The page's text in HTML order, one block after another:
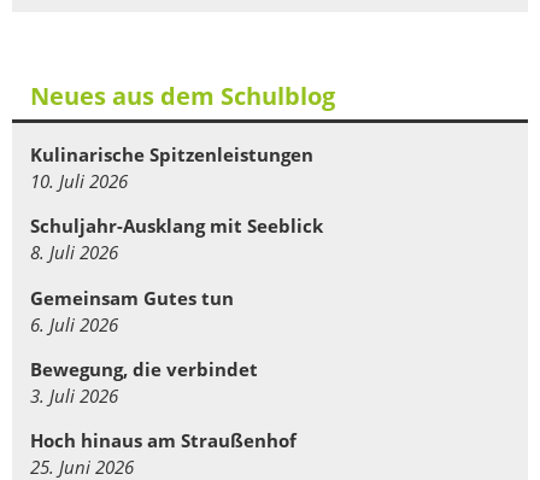
Neues aus dem Schulblog
Kulinarische Spitzenleistungen
10. Juli 2026
Schuljahr-Ausklang mit Seeblick
8. Juli 2026
Gemeinsam Gutes tun
6. Juli 2026
Bewegung, die verbindet
3. Juli 2026
Hoch hinaus am Straußenhof
25. Juni 2026